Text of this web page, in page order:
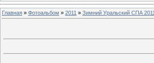
Главная » Фотоальбом » 2011 » Зимний Уральский СПА 2011